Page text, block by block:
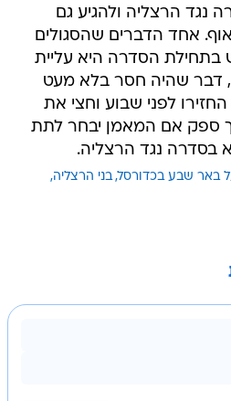
נגד הרצליה ולהגיע גם
אחד הדברים שהסגולים
בתחילת הסדרה היא עליית
דבר שהיה חסר בלא מעט
לפני שבוע וחצי את
ספק אם המאמן יבחר לתת
בסדרה נגד הרצליה.
באר שבע בכדורסל בני הרצליה